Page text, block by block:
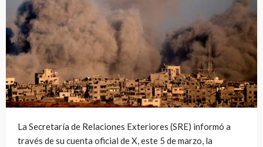
La Secretaría de Relaciones Exteriores (SRE) informó a
través de su cuenta oficial de X, este 5 de marzo, la